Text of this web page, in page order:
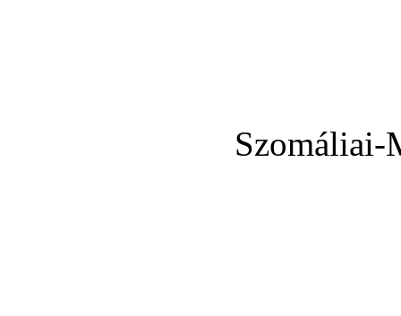
Szomáliai-